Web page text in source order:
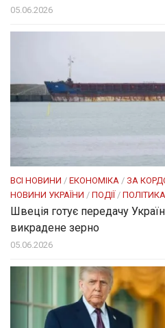
05.06.2026
ВСІ НОВИНИ / ЕКОНОМІКА / ЗА
НОВИНИ УКРАЇНИ / ПОДІЇ/ ПОЛІТИКА
Швеція готує передачу
викрадене зерно
05.06.2026